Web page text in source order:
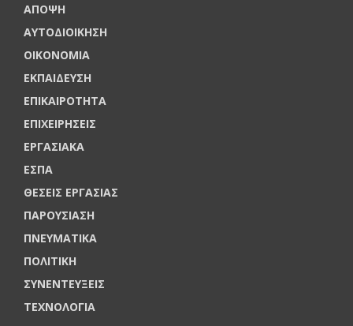
ΑΠΟΨΗ
ΑΥΤΟΔΙΟΙΚΗΣΗ
ΟΙΚΟΝΟΜΙΑ
ΕΚΠΑΙΔΕΥΣΗ
ΕΠΙΚΑΙΡΟΤΗΤΑ
ΕΠΙΧΕΙΡΗΣΕΙΣ
ΕΡΓΑΣΙΑΚΑ
ΕΣΠΑ
ΘΕΣΕΙΣ ΕΡΓΑΣΙΑΣ
ΠΑΡΟΥΣΙΑΣΗ
ΠΝΕΥΜΑΤΙΚΑ
ΠΟΛΙΤΙΚΗ
ΣΥΝΕΝΤΕΥΞΕΙΣ
ΤΕΧΝΟΛΟΓΙΑ